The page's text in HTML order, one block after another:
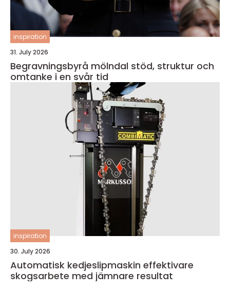
inspiration
31. July 2026
Begravningsbyrå mölndal stöd, struktur och
omtanke i en svår tid
inspiration
30. July 2026
Automatisk kedjeslipmaskin effektivare
skogsarbete med jämnare resultat